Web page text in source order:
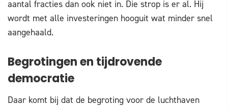
aantal fracties dan ook niet in. Die strop is er al. Hij
wordt met alle investeringen hooguit wat minder snel
aangehaald.
Begrotingen en tijdrovende
democratie
Daar komt bij dat de begroting voor de luchthaven